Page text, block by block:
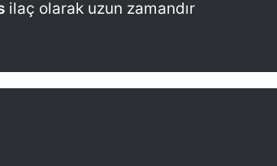
ilaç olarak uzun zamandır